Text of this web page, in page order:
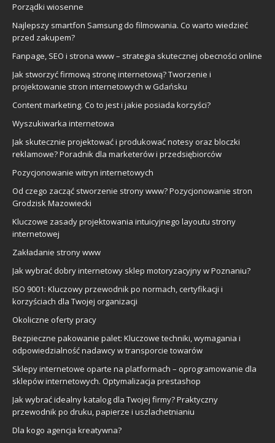
Porządki wiosenne
Najlepszy smartfon Samsung do filmowania. Co warto wiedzieć
przed zakupem?
Fanpage, SEO i strona www – strategia skutecznej obecności online
Jak stworzyć firmową stronę internetową? Tworzenie i
projektowanie stron internetowych w Gdańsku
Content marketing. Co to jest i jakie posiada korzyści?
Wyszukiwarka internetowa
Jak skutecznie projektować i produkować notesy oraz bloczki
reklamowe? Poradnik dla marketerów i przedsiębiorców
Pozycjonowanie witryn internetowych
Od czego zacząć stworzenie strony www? Pozycjonowanie stron
Grodzisk Mazowiecki
Kluczowe zasady projektowania intuicyjnego layoutu strony
internetowej
Zakładanie strony www
Jak wybrać dobry internetowy sklep motoryzacyjny w Poznaniu?
ISO 9001: Kluczowy przewodnik po normach, certyfikacji i
korzyściach dla Twojej organizacji
Okoliczne oferty pracy
Bezpieczne pakowanie palet: Kluczowe techniki, wymagania i
odpowiedzialność nadawcy w transporcie towarów
Sklepy internetowe oparte na platformach – oprogramowanie dla
sklepów internetowych. Optymalizacja prestashop
Jak wybrać idealny katalog dla Twojej firmy? Praktyczny
przewodnik po druku, papierze i uszlachetnianiu
Dla kogo agencja kreatywna?